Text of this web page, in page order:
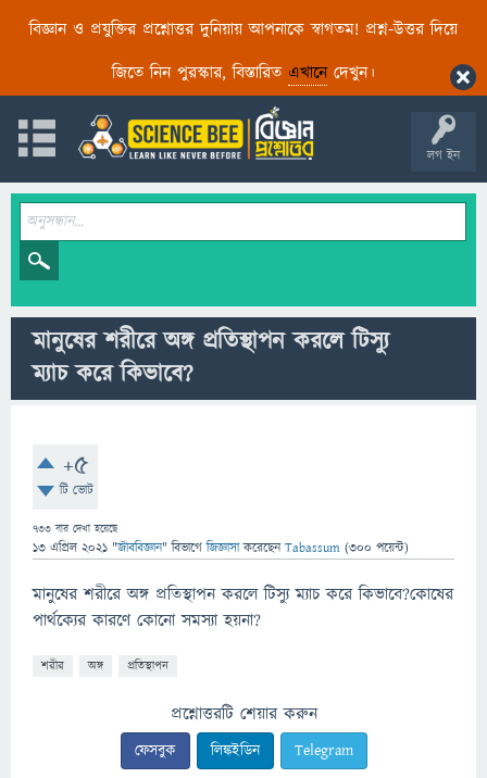
বিজ্ঞান ও প্রযুক্তির প্রশ্নোত্তর দুনিয়ায় আপনাকে স্বাগতম! প্রশ্ন-উত্তর দিয়ে
জিতে নিন পুরস্কার, বিস্তারিত এখানেদেখুন।
লগ ইন
মানুষের শরীরে অঙ্গ প্রতিস্থাপন করলে টিস্যু
ম্যাচ করে কিভাবে?
+5
টি ভোট
733 বার দেখা হয়েছে
13 এপ্রিল 2021 "জীববিজ্ঞান" বিভাগে জিজ্ঞাসাকরেছেনTabassum (300 পয়েন্ট)
মানুষের শরীরে অঙ্গ প্রতিস্থাপন করলে টিস্যু ম্যাচ করে কিভাবে?কোষের
পার্থক্যের কারণে কোনো সমস্যা হয়না?
শরীর অঙ্গ প্রতিস্থাপন
প্রশ্নোত্তরটি শেয়ার করুন
ফেসবুক লিঙ্কইডিন Telegram